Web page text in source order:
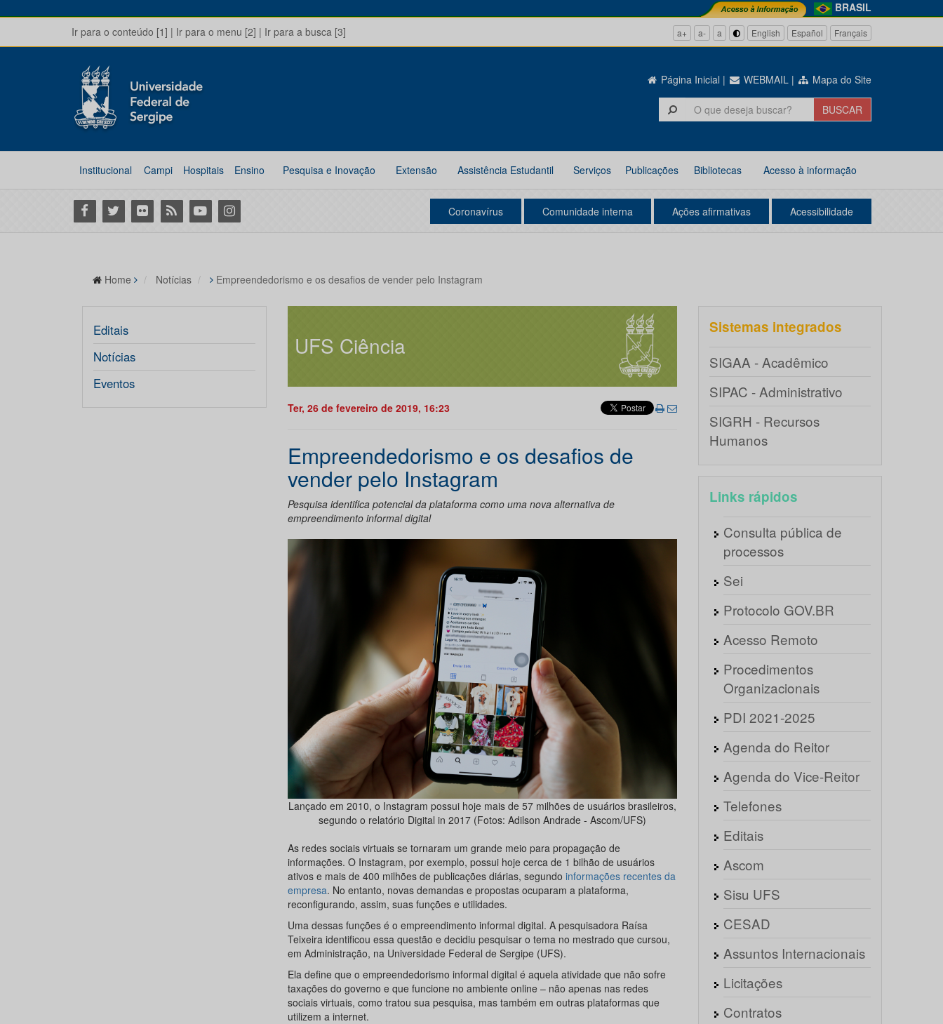
BRASIL
Ir para o conteúdo [1] | Ir para o menu [2] | Ir para a busca [3] a+ a- a English Español Français
Página Inicial | WEBMAIL | Mapa do Site
Institucional Campi Hospitais Ensino Pesquisa e Inovação Extensão Assistência Estudantil Serviços Publicações Bibliotecas Acesso à informação
Facebook
Twitter Flickr RSS YoutubeInstagram Coronavírus Comunidade interna Ações afirmativas Acessibilidade
Home Notícias Empreendedorismo e os desafios de vender pelo Instagram
Editais
Notícias
Eventos
UFS Ciência
Ter, 26 de fevereiro de 2019, 16:23
Empreendedorismo e os desafios de
vender pelo Instagram
Pesquisa identifica potencial da plataforma como uma nova alternativa de
empreendimento informal digital
Lançado em 2010, o Instagram possui hoje mais de 57 milhões de usuários brasileiros,
segundo o relatório Digital in 2017 (Fotos: Adilson Andrade - Ascom/UFS)
As redes sociais virtuais se tornaram um grande meio para propagação de
informações. O Instagram, por exemplo, possui hoje cerca de 1 bilhão de usuários
ativos e mais de 400 milhões de publicações diárias, segundo informações recentes da
empresa. No entanto, novas demandas e propostas ocuparam a plataforma,
reconfigurando, assim, suas funções e utilidades.
Uma dessas funções é o empreendimento informal digital. A pesquisadora Raísa
Teixeira identificou essa questão e decidiu pesquisar o tema no mestrado que cursou,
em Administração, na Universidade Federal de Sergipe (UFS).
Ela define que o empreendedorismo informal digital é aquela atividade que não sofre
taxações do governo e que funcione no ambiente online – não apenas nas redes
sociais virtuais, como tratou sua pesquisa, mas também em outras plataformas que
utilizem a internet.
Sistemas integrados
SIGAA - Acadêmico
SIPAC - Administrativo
SIGRH - Recursos
Humanos
Links rápidos
Consulta pública de
processos
Sei
Protocolo GOV.BR
Acesso Remoto
Procedimentos
Organizacionais
PDI 2021-2025
Agenda do Reitor
Agenda do Vice-Reitor
Telefones
Editais
Ascom
Sisu UFS
CESAD
Assuntos Internacionais
Licitações
Contratos